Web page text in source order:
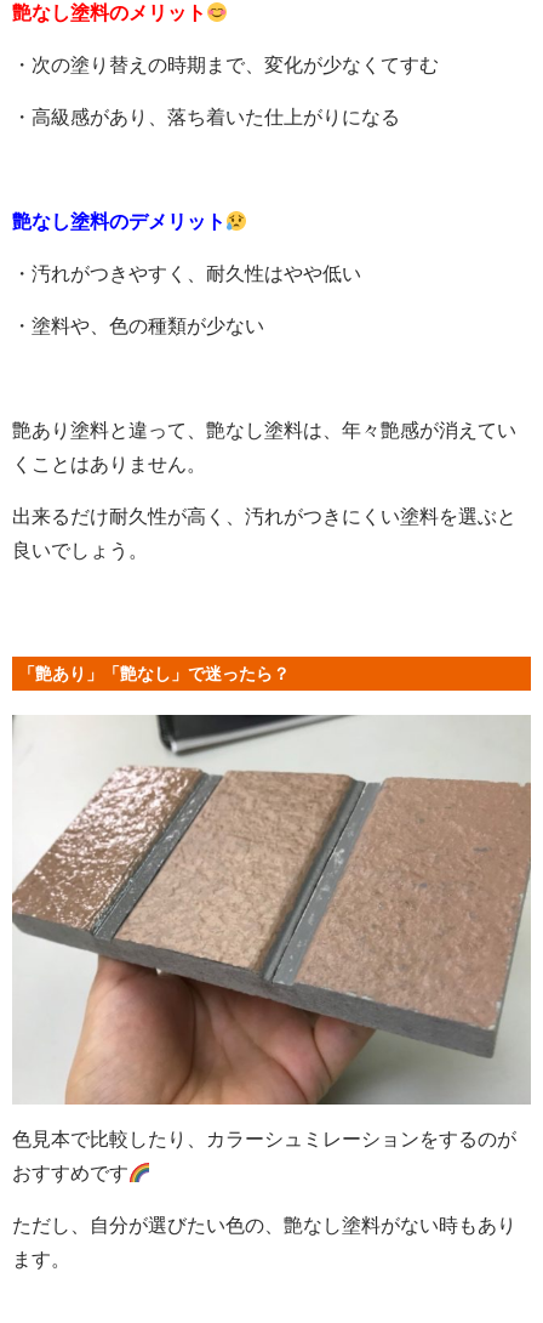
艶なし塗料のメリット
・次の塗り替えの時期まで、変化が少なくてすむ
・高級感があり、落ち着いた仕上がりになる
艶なし塗料のデメリット
・汚れがつきやすく、耐久性はやや低い
・塗料や、色の種類が少ない
艶あり塗料と違って、艶なし塗料は、年々艶感が消えてい
くことはありません。
出来るだけ耐久性が高く、汚れがつきにくい塗料を選ぶと
良いでしょう。
「艶あり」「艶なし」で迷ったら？
色見本で比較したり、カラーシュミレーションをするのが
おすすめです
ただし、自分が選びたい色の、艶なし塗料がない時もあり
ます。